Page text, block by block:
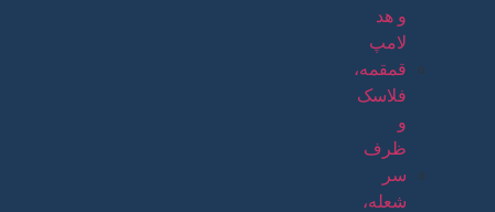
و هد
لامپ
قمقمه،
فلاسک
و
ظرف
سر
شعله،